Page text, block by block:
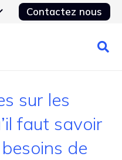
Contactez nous
sur les
faut savoir
de